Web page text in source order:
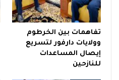
تفاهمات بين الخرطوم
وولايات دارفور لتسريع
إيصال المساعدات
للنازحين